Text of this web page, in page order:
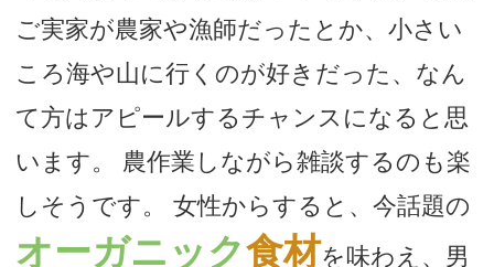
ご実家が農家や漁師だったとか、小さい
ころ海や山に行くのが好きだった、なん
て方はアピールするチャンスになると思
います。 農作業しながら雑談するのも楽
しそうです。 女性からすると、今話題の
オーガニック食材を味わえ、男